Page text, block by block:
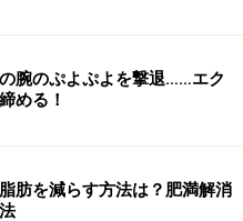
腕のぷよぷよを撃退……エク
める！
肪を減らす方法は？肥満解消